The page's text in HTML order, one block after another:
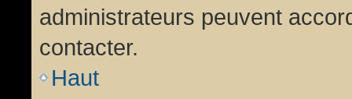
administrateurs peuvent
contacter.
Haut